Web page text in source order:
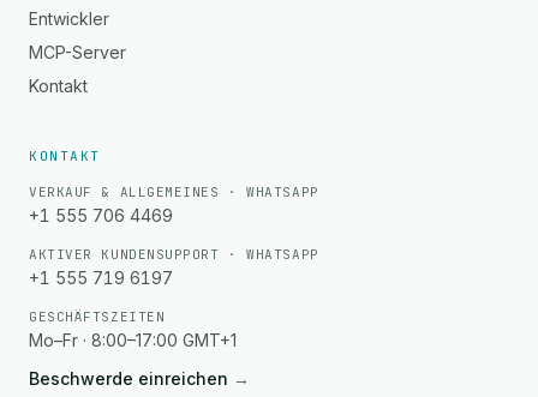
Entwickler
MCP-Server
Kontakt
KONTAKT
VERKAUF & ALLGEMEINES · WHATSAPP
+1 555 706 4469
AKTIVER KUNDENSUPPORT · WHATSAPP
+1 555 719 6197
GESCHÄFTSZEITEN
Mo–Fr · 8:00–17:00 GMT+1
Beschwerde einreichen →